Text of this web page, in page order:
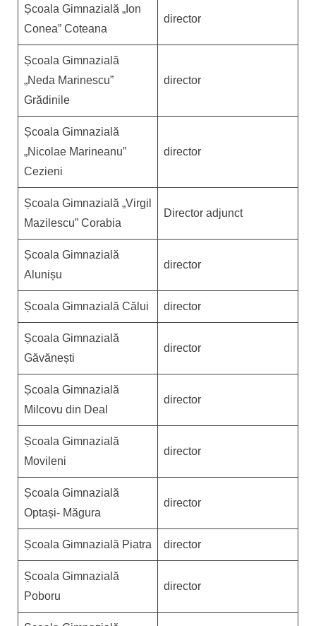
Școala Gimnazială „Ion
Conea” Coteana
director
Școala Gimnazială
„Neda Marinescu”
Grădinile
director
Școala Gimnazială
„Nicolae Marineanu”
Cezieni
director
Școala Gimnazială „Virgil
Mazilescu” Corabia
Director adjunct
Școala Gimnazială
Alunișu
director
Școala Gimnazială Călui director
Școala Gimnazială
Găvănești
director
Școala Gimnazială
Milcovu din Deal
director
Școala Gimnazială
Movileni
director
Școala Gimnazială
Optași- Măgura
director
Școala Gimnazială Piatra director
Școala Gimnazială
Poboru
director